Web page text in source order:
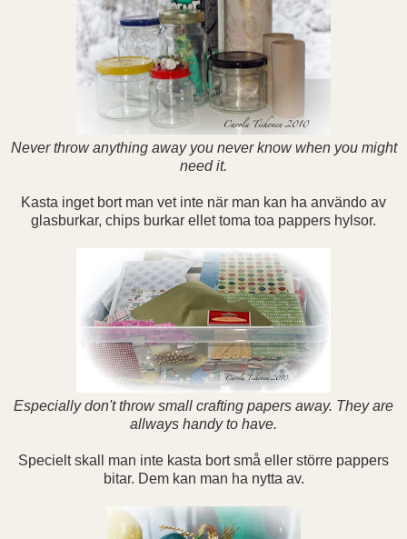
Never throw anything away you never know when you might
need it.
Kasta inget bort man vet inte när man kan ha användo av
glasburkar, chips burkar ellet toma toa pappers hylsor.
Especially don't throw small crafting papers away. They are
allways handy to have.
Specielt skall man inte kasta bort små eller större pappers
bitar. Dem kan man ha nytta av.